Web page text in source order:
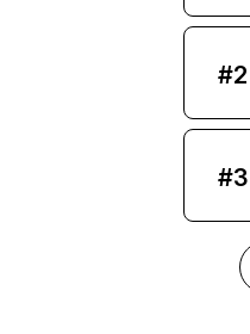
#2
#3